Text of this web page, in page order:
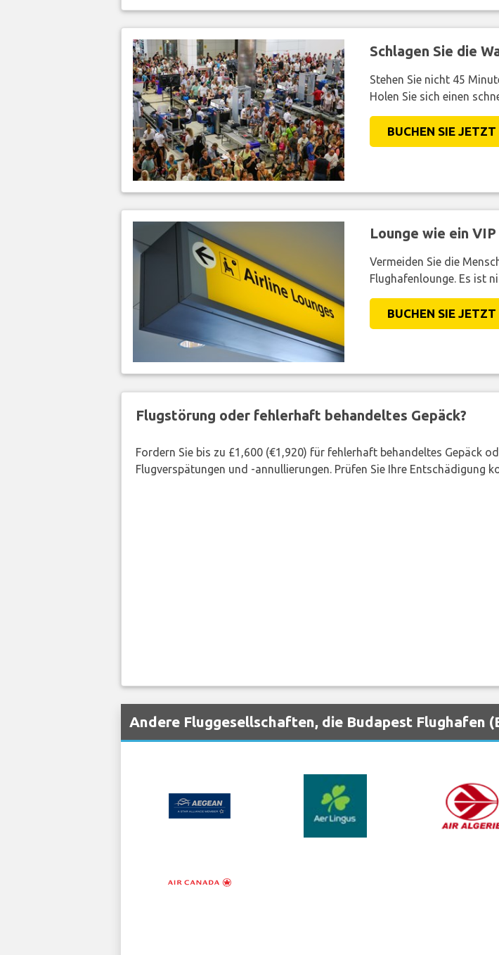
Schlagen Sie die
Stehen Sie nicht 45
Holen Sie sich einen
BUCHEN SIE JETZT
Lounge wie ein VIP
Vermeiden Sie die
Flughafenlounge. Es ist
BUCHEN SIE JETZT
Flugstörung oder fehlerhaft behandeltes Gepäck?
Fordern Sie bis zu £1,600 (€1,920) für fehlerhaft behandeltes Gepäck
Flugverspätungen und -annullierungen. Prüfen Sie Ihre Entschädigung
Andere Fluggesellschaften, die Budapest Flughafen